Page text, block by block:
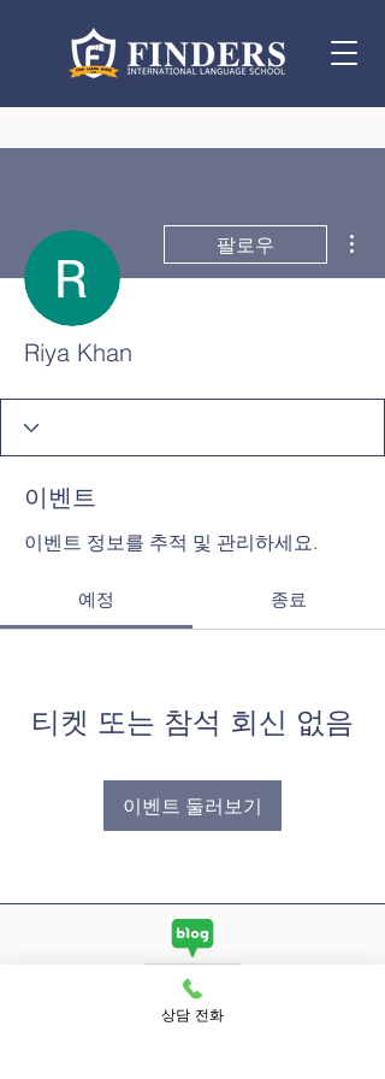
팔로우
Riya Khan
이벤트
이벤트 정보를 추적 및 관리하세요.
예정 종료
티켓 또는 참석 회신 없음
이벤트 둘러보기
상담 전화